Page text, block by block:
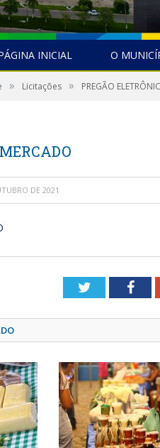
INICIAL O
» Licitações » PREGÃO
DE 2021
Twitter